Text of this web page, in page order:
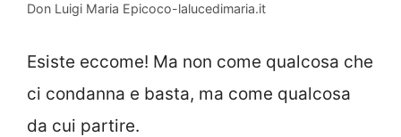
Don Luigi Maria Epicoco-lalucedimaria.it
Esiste eccome! Ma non come qualcosa che
ci condanna e basta, ma come qualcosa
da cui partire.